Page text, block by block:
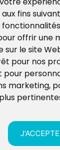
fins
offrir une
sur le site
pour nos
pour
marketing,
J'ACCEPTE
à 16H
Lyon
69003